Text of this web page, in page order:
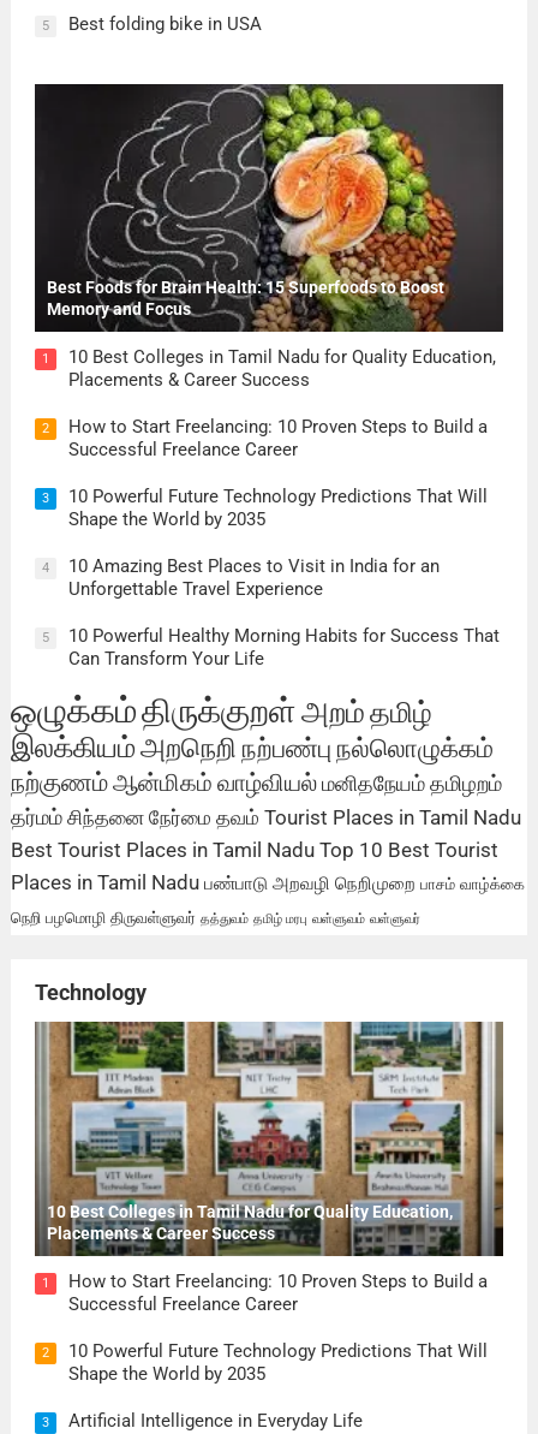
5 Best folding bike in USA
Best Foods for Brain Health: 15 Superfoods to Boost
Memory and Focus
1
10 Best Colleges in Tamil Nadu for Quality Education,
Placements & Career Success
2
How to Start Freelancing: 10 Proven Steps to Build a
Successful Freelance Career
3
10 Powerful Future Technology Predictions That Will
Shape the World by 2035
4
10 Amazing Best Places to Visit in India for an
Unforgettable Travel Experience
5
10 Powerful Healthy Morning Habits for Success That
Can Transform Your Life
ஒழுக்கம்திருக்குறள்அறம்தமிழ்
இலக்கியம்அறநெறி நற்பண்பு நல்லொழுக்கம்
நற்குணம்ஆன்மிகம் வாழ்வியல்மனிதநேயம்தமிழறம்
தர்மம் சிந்தனை நேர்மை தவம் Tourist Places in Tamil Nadu
Best Tourist Places in Tamil Nadu Top 10 Best Tourist
Places in Tamil Nadu பண்பாடு அறவழி நெறிமுறை பாசம் வாழ்க்கை
நெறி பழமொழி திருவள்ளுவர் தத்துவம் தமிழ் மரபு வள்ளுவம் வள்ளுவர்
Technology
10 Best Colleges in Tamil Nadu for Quality Education,
Placements & Career Success
1
How to Start Freelancing: 10 Proven Steps to Build a
Successful Freelance Career
2
10 Powerful Future Technology Predictions That Will
Shape the World by 2035
3 Artificial Intelligence in Everyday Life